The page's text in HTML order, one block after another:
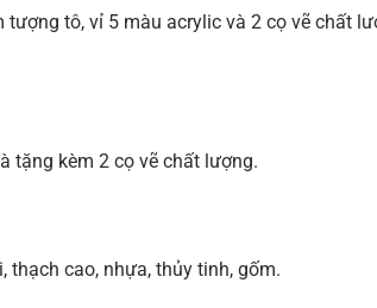
tô, vỉ 5 màu acrylic và 2 cọ vẽ chất
tặng kèm 2 cọ vẽ chất lượng.
thạch cao, nhựa, thủy tinh, gốm.